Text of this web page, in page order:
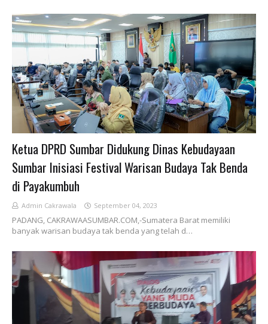
Ketua DPRD Sumbar Didukung Dinas Kebudayaan
Sumbar Inisiasi Festival Warisan Budaya Tak Benda
di Payakumbuh
Admin Cakrawala September 04, 2023
PADANG, CAKRAWAASUMBAR.COM,-Sumatera Barat memiliki
banyak warisan budaya tak benda yang telah d…